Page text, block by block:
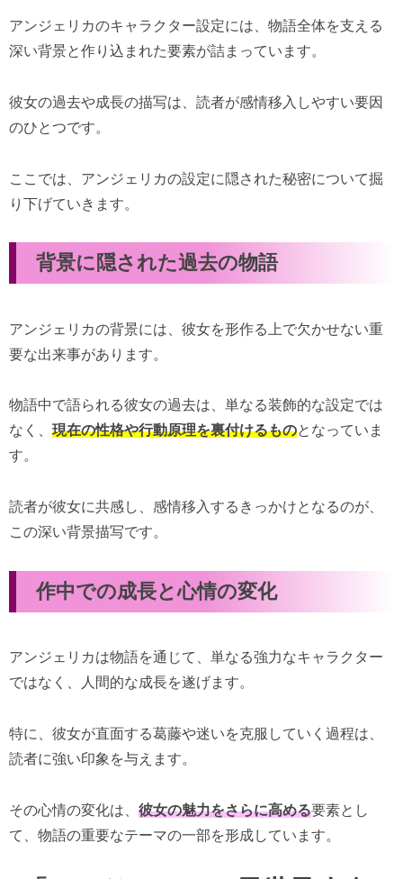
アンジェリカのキャラクター設定には、物語全体を支える
深い背景と作り込まれた要素が詰まっています。
彼女の過去や成長の描写は、読者が感情移入しやすい要因
のひとつです。
ここでは、アンジェリカの設定に隠された秘密について掘
り下げていきます。
背景に隠された過去の物語
アンジェリカの背景には、彼女を形作る上で欠かせない重
要な出来事があります。
物語中で語られる彼女の過去は、単なる装飾的な設定では
なく、 現在の性格や行動原理を裏付けるものとなっていま
す。
読者が彼女に共感し、感情移入するきっかけとなるのが、
この深い背景描写です。
作中での成長と心情の変化
アンジェリカは物語を通じて、単なる強力なキャラクター
ではなく、人間的な成長を遂げます。
特に、彼女が直面する葛藤や迷いを克服していく過程は、
読者に強い印象を与えます。
その心情の変化は、 彼女の魅力をさらに高める要素とし
て、物語の重要なテーマの一部を形成しています。